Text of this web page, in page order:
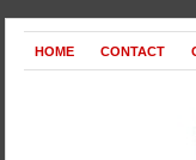
HOME CONTACT